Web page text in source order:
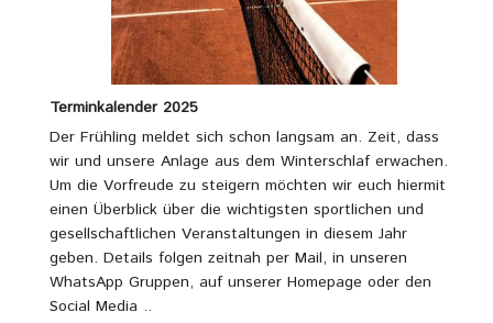
Terminkalender 2025
Der Frühling meldet sich schon langsam an. Zeit, dass
wir und unsere Anlage aus dem Winterschlaf erwachen.
Um die Vorfreude zu steigern möchten wir euch hiermit
einen Überblick über die wichtigsten sportlichen und
gesellschaftlichen Veranstaltungen in diesem Jahr
geben. Details folgen zeitnah per Mail, in unseren
WhatsApp Gruppen, auf unserer Homepage oder den
Social Media ..